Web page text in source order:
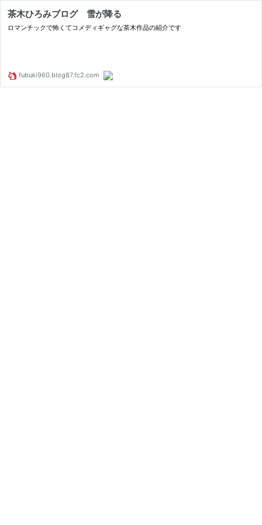
茶木ひろみブログ 雪が降る
ロマンチックで怖くてコメディギャグな茶木作品の紹介です
fubuki960.blog87.fc2.com